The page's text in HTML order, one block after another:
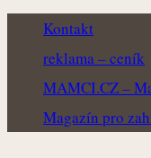
Kontakt
reklama – ceník
MAMCI.CZ –
Magazín pro